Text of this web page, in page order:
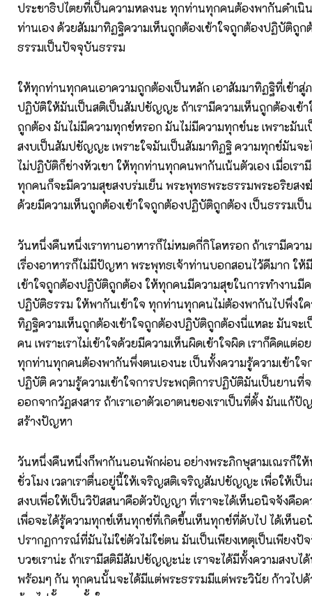
ประชาธิปไตยที่เป็นความหลงนะ ทุกท่านทุกคนต้องพากันดำเนิ
ท่านเอง ด้วยสัมมาทิฏฐิความเห็นถูกต้องเข้าใจถูกต้องปฏิบัติถูก
ธรรมเป็นปัจจุบันธรรม
ให้ทุกท่านทุกคนเอาความถูกต้องเป็นหลัก เอาสัมมาทิฏฐิที่เข้าสู่
ปฏิบัติให้มันเป็นสติเป็นสัมปชัญญะ ถ้าเรามีความเห็นถูกต้องเข้
ถูกต้อง มันไม่มีความทุกข์หรอก มันไม่มีความทุกข์นะ เพราะมันเ
สงบเป็นสัมปชัญญะ เพราะใจมันเป็นสัมมาทิฏฐิ ความทุกข์มันจ
ไม่ปฏิบัติก็ช่างหัวเขา ให้ทุกท่านทุกคนพากันเน้นตัวเอง เมื่อเร
ทุกคนก็จะมีความสุขสงบร่มเย็น พระพุทธพระธรรมพระอริยสง
ด้วยมีความเห็นถูกต้องเข้าใจถูกต้องปฏิบัติถูกต้อง เป็นธรรมเ
วันหนึ่งคืนหนึ่งเราทานอาหารก็ไม่หมดกี่กิโลหรอก ถ้าเรามีควา
เรื่องอาหารก็ไม่มีปัญหา พระพุทธเจ้าท่านบอกสอนไว้ดีมาก ให้
เข้าใจถูกต้องปฏิบัติถูกต้อง ให้ทุกคนมีความสุขในการทำงานมี
ปฏิบัติธรรม ให้พากันเข้าใจ ทุกท่านทุกคนไม่ต้องพากันไปพึ่งใ
ทิฏฐิความเห็นถูกต้องเข้าใจถูกต้องปฏิบัติถูกต้องนี่แหละ มันจะเ
คน เพราะเราไม่เข้าใจด้วยมีความเห็นผิดเข้าใจผิด เราก็คิดแต่
ทุกท่านทุกคนต้องพากันพึ่งตนเองนะ เป็นทั้งความรู้ความเข้าใจ
ปฏิบัติ ความรู้ความเข้าใจการประพฤติการปฏิบัติมันเป็นยานที่จ
ออกจากวัฏสงสาร ถ้าเราเอาตัวเอาตนของเราเป็นที่ตั้ง มันแก้ปั
สร้างปัญหา
วันหนึ่งคืนหนึ่งก็พากันนอนพักผ่อน อย่างพระภิกษุสามเณรก็ใ
ชั่วโมง เวลาเราตื่นอยู่นี้ให้เจริญสติเจริญสัมปชัญญะ เพื่อให้เป็
สงบเพื่อให้เป็นวิปัสสนาคือตัวปัญญา ที่เราจะได้เห็นอนิจจังคือค
เพื่อจะได้รู้ความทุกข์เห็นทุกข์ที่เกิดขึ้นเห็นทุกข์ที่ดับไป ได้เห็นอ
ปรากฏการณ์ที่มันไม่ใช่ตัวไม่ใช่ตน มันเป็นเพียงเหตุเป็นเพียง
บวชเราน่ะ ถ้าเรามีสติมีสัมปชัญญะน่ะ เราจะได้มีทั้งความสงบ
พร้อมๆ กัน ทุกคนนั้นจะได้มีแต่พระธรรมมีแต่พระวินัย ก้าวไป